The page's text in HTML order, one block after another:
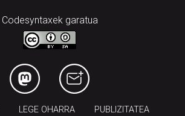
Codesyntaxek garatua
LEGE OHARRA PUBLIZITATEA